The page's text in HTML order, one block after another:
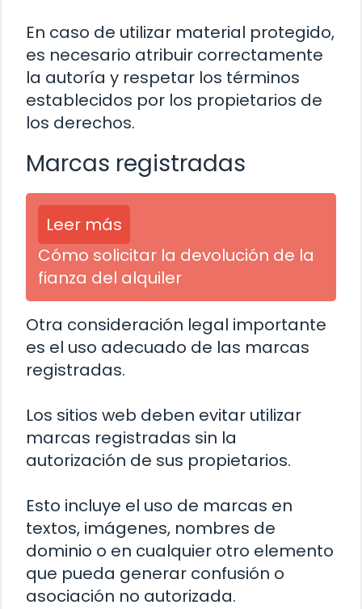
En caso de utilizar material protegido,
es necesario atribuir correctamente
la autoría y respetar los términos
establecidos por los propietarios de
los derechos.
Marcas registradas
Leer más
Cómo solicitar la devolución de la
fianza del alquiler
Otra consideración legal importante
es el uso adecuado de las marcas
registradas.
Los sitios web deben evitar utilizar
marcas registradas sin la
autorización de sus propietarios.
Esto incluye el uso de marcas en
textos, imágenes, nombres de
dominio o en cualquier otro elemento
que pueda generar confusión o
asociación no autorizada.